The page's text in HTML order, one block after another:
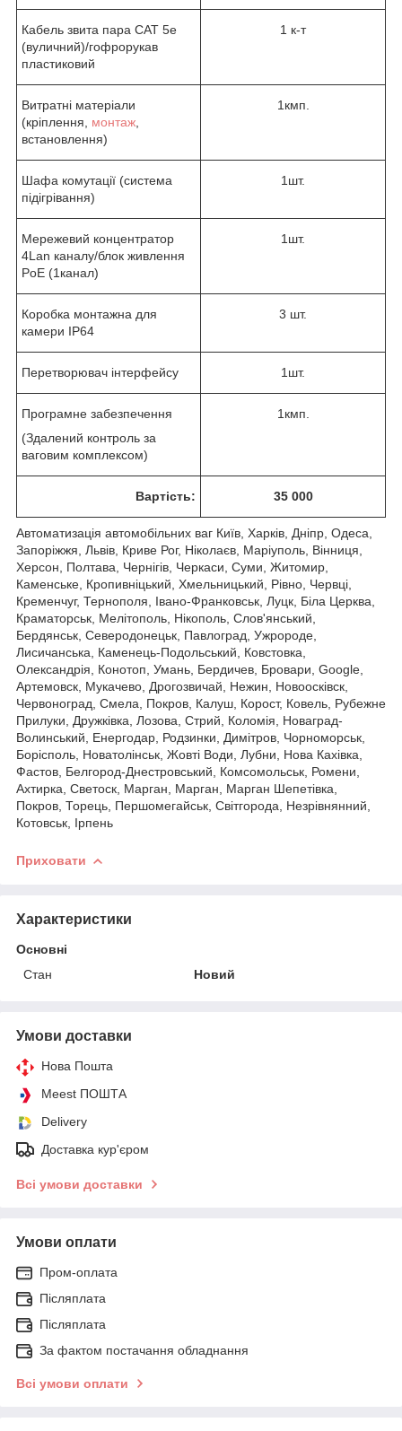
Кабель звита пара CAT 5e
(вуличний)/гофрорукав
пластиковий
1 к-т
Витратні матеріали
(кріплення, монтаж
встановлення)
1кмп.
Шафа комутації (система
підігрівання)
1шт.
Мережевий концентратор
4Lan каналу/блок живлення
PoE (1канал)
1шт.
Коробка монтажна для
камери IP64
3 шт.
Перетворювач інтерфейсу 1шт.
Програмне забезпечення
(Здалений контроль за
ваговим комплексом)
1кмп.
Вартість: 35 000
Автоматизація автомобільних ваг Київ, Харків, Дніпр, Одеса,
Запоріжжя, Львів, Криве Рог, Ніколаєв, Маріуполь, Вінниця,
Херсон, Полтава, Чернігів, Черкаси, Суми, Житомир,
Каменське, Кропивніцький, Хмельницький, Рівно, Червці,
Кременчуг, Тернополя, Івано-Франковськ, Луцк, Біла Церква,
Краматорськ, Мелітополь, Нікополь, Слов'янський,
Бердянськ, Северодонецьк, Павлоград, Ужророде,
Лисичанська, Каменець-Подольський, Ковстовка,
Олександрія, Конотоп, Умань, Бердичев, Бровари, Google,
Артемовск, Мукачево, Дрогозвичай, Нежин, Новоосківск,
Червоноград, Смела, Покров, Калуш, Корост, Ковель, Рубежне
Прилуки, Дружківка, Лозова, Стрий, Коломія, Новаград-
Волинський, Енергодар, Родзинки, Димітров, Чорноморськ,
Борісполь, Новатолінськ, Жовті Води, Лубни, Нова Кахівка,
Фастов, Белгород-Днестровський, Комсомольськ, Ромени,
Ахтирка, Светоск, Марган, Марган, Марган Шепетівка,
Покров, Торець, Першомегайськ, Світгорода, Незрівнянний,
Котовськ, Ірпень
Приховати
Характеристики
Основні
Стан
Новий
Умови доставки
Нова Пошта
Meest ПОШТА
Delivery
Доставка кур'єром
Всі умови доставки
Умови оплати
Пром-оплата
Післяплата
Післяплата
За фактом постачання обладнання
Всі умови оплати